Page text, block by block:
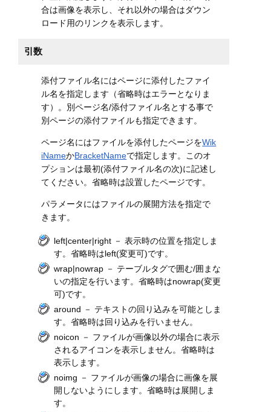
合は画像を表示し、それ以外の場合はダウン
ロード用のリンクを表示します。
引数
添付ファイル名にはページに添付したファイ
ル名を指定します（省略時はエラーとなりま
す）。別ページ名/添付ファイル名とする事で
別ページの添付ファイルも指定できます。
ページ名にはファイルを添付したページをWik
iNameかBracketNameで指定します。このオ
プションは最初(添付ファイル名の次)に記述し
てください。省略時は設置したページです。
パラメータにはファイルの展開方法を指定で
きます。
left|center|right － 表示時の位置を指定しま
す。省略時はleft(変更可)です。
wrap|nowrap － テーブルタグで囲む/囲まな
いの指定を行います。省略時はnowrap(変更
可)です。
around － テキストの回り込みを可能としま
す。省略時は回り込みを行いません。
noicon － ファイルが画像以外の場合に表示
されるアイコンを表示しません。省略時は
表示します。
noimg － ファイルが画像の場合に画像を展
開しないようにします。省略時は展開しま
す。